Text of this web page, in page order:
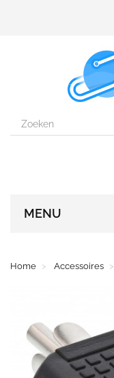
MENU
Home Accessoires